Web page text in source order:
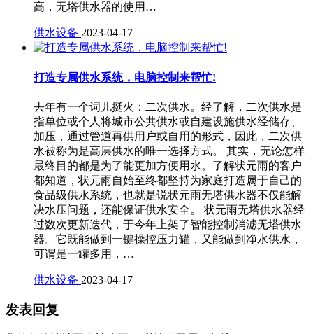
高，无塔供水器的使用…
供水设备 2023-04-17
打造专属供水系统，电脑控制来帮忙!
去年有一个词儿挺火：二次供水。经了解，二次供水是
指单位或个人将城市公共供水或自建设施供水经储存、
加压，通过管道再供用户或自用的形式，因此，二次供
水被称为是高层供水的唯一选择方式。 其实，无论怎样
最终目的都是为了能更加方便用水。了解状元雨的客户
都知道，状元雨自始至终都坚持为家庭打造属于自己的
食品级供水系统，也就是说状元雨无塔供水器不仅能解
决水压问题，还能保证供水安全。 状元雨无塔供水器经
过数次更新迭代，于今年上架了智能控制消滤无塔供水
器。它既能做到一键操控压力罐，又能做到净水供水，
可谓是一罐多用，…
供水设备 2023-04-17
发表回复